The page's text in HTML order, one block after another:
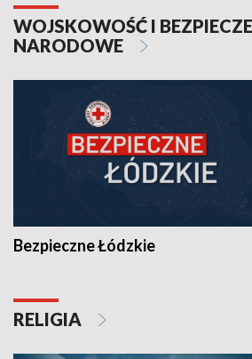
WOJSKOWOŚĆ I
NARODOWE
Bezpieczne Łódzkie
RELIGIA